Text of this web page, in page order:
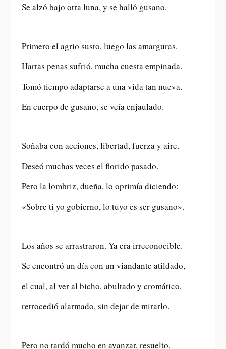
Se alzó bajo otra luna, y se halló gusano.
Primero el agrio susto, luego las amarguras.
Hartas penas sufrió, mucha cuesta empinada.
Tomó tiempo adaptarse a una vida tan nueva.
En cuerpo de gusano, se veía enjaulado.
Soñaba con acciones, libertad, fuerza y aire.
Deseó muchas veces el florido pasado.
Pero la lombriz, dueña, lo oprimía diciendo:
«Sobre ti yo gobierno, lo tuyo es ser gusano».
Los años se arrastraron. Ya era irreconocible.
Se encontró un día con un viandante atildado,
el cual, al ver al bicho, abultado y cromático,
retrocedió alarmado, sin dejar de mirarlo.
Pero no tardó mucho en avanzar, resuelto.